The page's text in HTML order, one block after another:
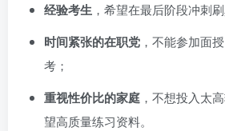
经验考生 ，希望在最后阶段冲刺
时间紧张的在职党 ，不能参加面
考；
重视性价比的家庭 ，不想投入太
望高质量练习资料。